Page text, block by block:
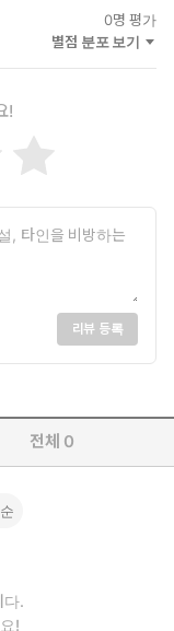
을 넘어
다.”
설립자
하며 하나님께 영광
도 자주 죄에 빠져 낙
돌리는 삶을 살고
특수한 문제가 아니
니다. 육신의 힘과
로 성령입니다.
하나님의 뜻을 따라
로 행하는 길입니다.
설한다.
삶을 온몸으로 증거
이자, 하나님 앞에
리엄캐리대학교에
공동 설립했으며,
는 사람》, 《그리
람》, 《섬기며 다
0명 평가
별점 분포 보기
!
리뷰 등록
전체 0
다.
!